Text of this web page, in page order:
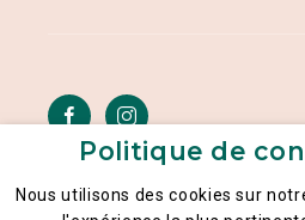
Politique de
Nous utilisons des cookies sur